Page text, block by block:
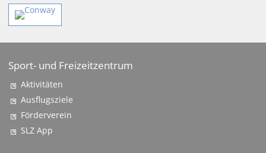
Sport- und Freizeitzentrum
Aktivitäten
Ausflugsziele
Förderverein
SLZ App